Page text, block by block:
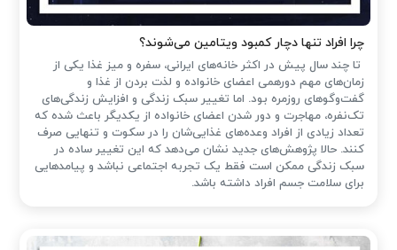
چرا افراد تنها دچار کمبود ویتامین می‌شوند؟
تا چند سال پیش در اکثر خانه‌های ایرانی، سفره و میز غذا یکی از
زمان‌های مهم دورهمی اعضای خانواده و لذت بردن از غذا و
گفت‌وگوهای روزمره بود. اما تغییر سبک زندگی و افزایش زندگی‌های
تک‌نفره، مهاجرت و دور شدن اعضای خانواده از یکدیگر باعث شده که
تعداد زیادی از افراد وعده‌های غذایی‌شان را در سکوت و تنهایی صرف
کنند. حالا پژوهش‌های جدید نشان می‌دهد که این تغییر ساده در
سبک زندگی ممکن است فقط یک تجربه اجتماعی نباشد و پیامدهایی
برای سلامت جسم افراد داشته باشد.